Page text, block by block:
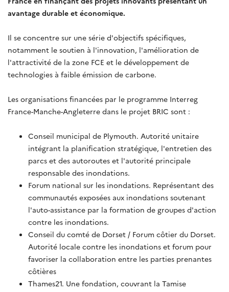
avantage durable et économique.
Il se concentre sur une série d'objectifs spécifiques,
notamment le soutien à l'innovation, l'amélioration de
l'attractivité de la zone FCE et le développement de
technologies à faible émission de carbone.
Les organisations financées par le programme Interreg
France-Manche-Angleterre dans le projet BRIC sont :
Conseil municipal de Plymouth. Autorité unitaire
intégrant la planification stratégique, l'entretien des
parcs et des autoroutes et l'autorité principale
responsable des inondations.
Forum national sur les inondations. Représentant des
communautés exposées aux inondations soutenant
l'auto-assistance par la formation de groupes d'action
contre les inondations.
Conseil du comté de Dorset / Forum côtier du Dorset.
Autorité locale contre les inondations et forum pour
favoriser la collaboration entre les parties prenantes
côtières
Thames21. Une fondation, couvrant la Tamise